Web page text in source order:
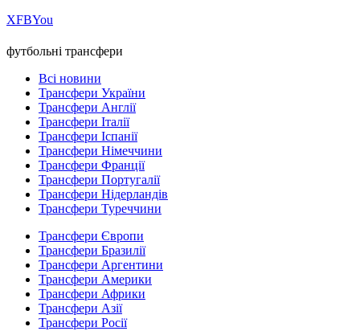
ХFBYou
футбольні трансфери
Всі новини
Трансфери України
Трансфери Англії
Трансфери Італії
Трансфери Іспанії
Трансфери Німеччини
Трансфери Франції
Трансфери Португалії
Трансфери Нідерландів
Трансфери Туреччини
Трансфери Європи
Трансфери Бразилії
Трансфери Аргентини
Трансфери Америки
Трансфери Африки
Трансфери Азії
Трансфери Росії